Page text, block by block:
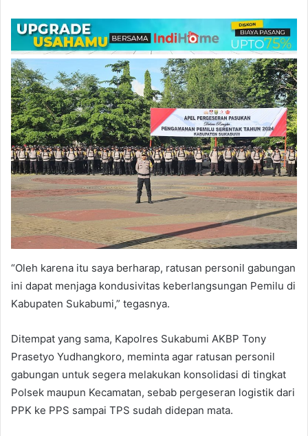
“Oleh karena itu saya berharap, ratusan personil gabungan
ini dapat menjaga kondusivitas keberlangsungan Pemilu di
Kabupaten Sukabumi,” tegasnya.
Ditempat yang sama, Kapolres Sukabumi AKBP Tony
Prasetyo Yudhangkoro, meminta agar ratusan personil
gabungan untuk segera melakukan konsolidasi di tingkat
Polsek maupun Kecamatan, sebab pergeseran logistik dari
PPK ke PPS sampai TPS sudah didepan mata.